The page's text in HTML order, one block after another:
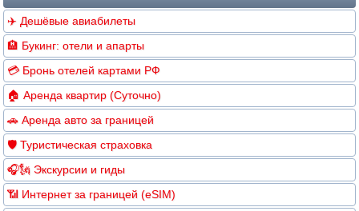
✈️ Дешёвые авиабилеты
🏨 Букинг: отели и апарты
💳 Бронь отелей картами РФ
🏠 Аренда квартир (Суточно)
🚗 Аренда авто за границей
🛡️ Туристическая страховка
🎧🗽 Экскурсии и гиды
📶 Интернет за границей (eSIM)